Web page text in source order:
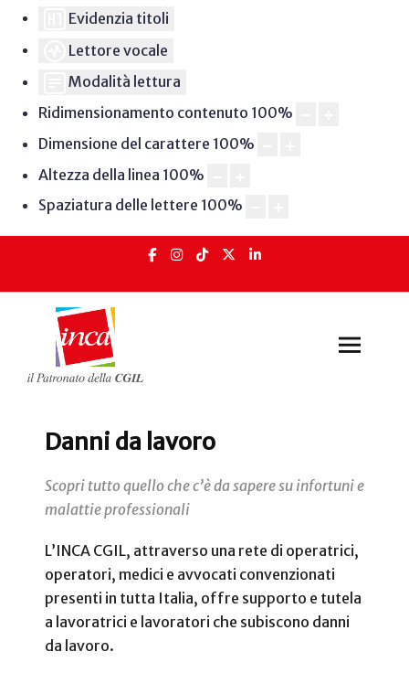
Evidenzia titoli
Lettore vocale
Modalità lettura
Ridimensionamento contenuto 100%
Dimensione del carattere 100%
Altezza della linea 100%
Spaziatura delle lettere 100%
Danni da lavoro
Scopri tutto quello che c’è da sapere su infortuni e
malattie professionali
L’INCA CGIL, attraverso una rete di operatrici,
operatori, medici e avvocati convenzionati
presenti in tutta Italia, offre supporto e tutela
a lavoratrici e lavoratori che subiscono danni
da lavoro.